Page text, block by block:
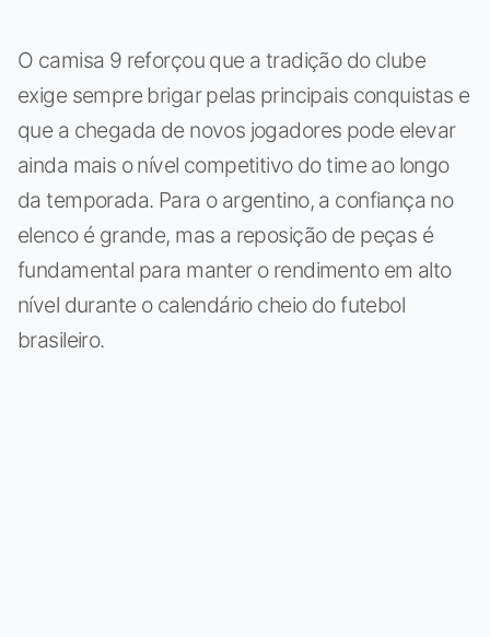
O camisa 9 reforçou que a tradição do clube
exige sempre brigar pelas principais conquistas e
que a chegada de novos jogadores pode elevar
ainda mais o nível competitivo do time ao longo
da temporada. Para o argentino, a confiança no
elenco é grande, mas a reposição de peças é
fundamental para manter o rendimento em alto
nível durante o calendário cheio do futebol
brasileiro.